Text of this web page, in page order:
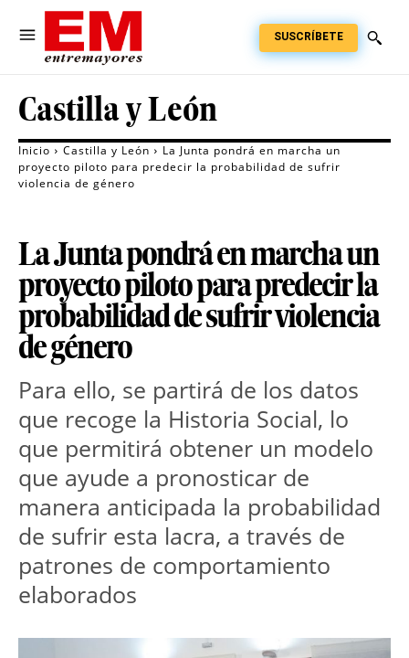
SUSCRÍBETE
Castilla y León
Inicio Castilla y León
La Junta pondrá en marcha un
proyecto piloto para predecir la probabilidad de sufrir
violencia de género
La Junta pondrá en marcha un
proyecto piloto para predecir la
probabilidad de sufrir violencia
de género
Para ello, se partirá de los datos
que recoge la Historia Social, lo
que permitirá obtener un modelo
que ayude a pronosticar de
manera anticipada la probabilidad
de sufrir esta lacra, a través de
patrones de comportamiento
elaborados